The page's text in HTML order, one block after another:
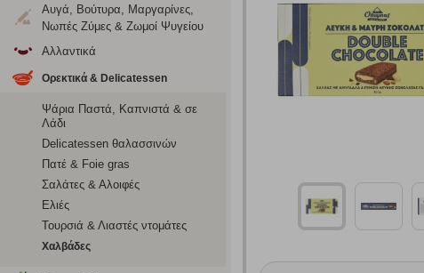
Αυγά, Βούτυρα, Μαργαρίνες,
Νωπές Ζύμες & Ζωμοί Ψυγείου
Αλλαντικά
Ορεκτικά & Delicatessen
Ψάρια Παστά, Καπνιστά & σε
Λάδι
Delicatessen θαλασσινών
Πατέ & Foie gras
Σαλάτες & Αλοιφές
Ελιές
Τουρσιά & Λιαστές ντομάτες
ΧαλβάδεςΕνημέρωση